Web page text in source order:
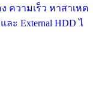
ความเร็ว หาสาเหต
ละ External HDD ไ